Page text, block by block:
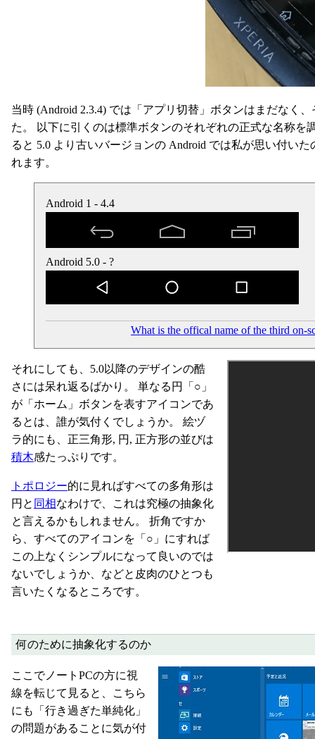
当時 (Android 2.3.4) では「アプリ切替」ボタンはまだなく
た。 以下に引くのは標準ボタンのそれぞれの正式な名称
ると 5.0 より古いバージョンの Android では私が思い付い
れます。
Android 1 - 4.4
Android 5.0 - ?
What is the offical name of the third on-
それにしても、5.0以降のデザインの酷
さには呆れ返るばかり。 単なる円「○」
が「ホーム」ボタンを表すアイコンであ
るとは、誰が気付くでしょうか。 絵ヅ
ラ的にも、正三角形, 円, 正方形の並びは
積木感たっぷりです。
トポロジー的に見ればすべての多角形は
円と 同相なわけで、これは究極の抽象化
と言えるかもしれません。 折角ですか
ら、すべてのアイコンを「○」にすれば
この上なくシンプルになって良いのでは
ないでしょうか、などと皮肉のひとつも
言いたくなるところです。
何のために抽象化するのか
ここでノートPCの方に視
線を転じて見ると、こちら
にも「行き過ぎた単純化」
の問題があることに気が付